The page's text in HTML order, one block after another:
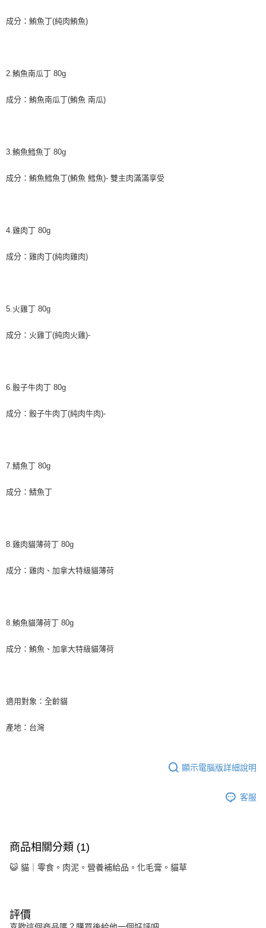
成分：鮪魚丁(純肉鮪魚)
2.鮪魚南瓜丁 80g
成分：鮪魚南瓜丁(鮪魚 南瓜)
3.鮪魚鱈魚丁 80g
成分：鮪魚鱈魚丁(鮪魚 鱈魚)- 雙主肉滿滿享受
4.雞肉丁 80g
成分：雞肉丁(純肉雞肉)
5.火雞丁 80g
成分：火雞丁(純肉火雞)-
6.骰子牛肉丁 80g
成分：骰子牛肉丁(純肉牛肉)-
7.鯖魚丁 80g
成分：鯖魚丁
8.雞肉貓薄荷丁 80g
成分：雞肉、加拿大特級貓薄荷
8.鮪魚貓薄荷丁 80g
成分：鮪魚、加拿大特級貓薄荷
適用對象：全齡貓
產地：台灣
顯示電腦版詳細說明
客服
商品相關分類 (1)
😺 貓｜零食。肉泥。營養補給品。化毛膏。貓草
評價